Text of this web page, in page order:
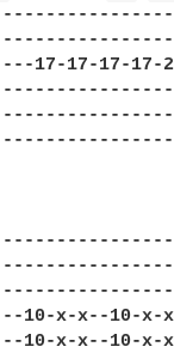
17-17-17-
x-x--10-x-
x-x--10-x-